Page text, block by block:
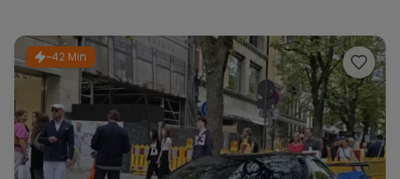
Tesla Chevrolet Dodge
~42 Min